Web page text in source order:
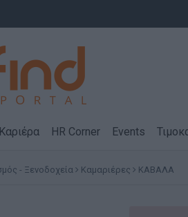
Καριέρα HR Corner Events
- Ξενοδοχεία Καμαριέρες ΚΑΒΑΛΑ